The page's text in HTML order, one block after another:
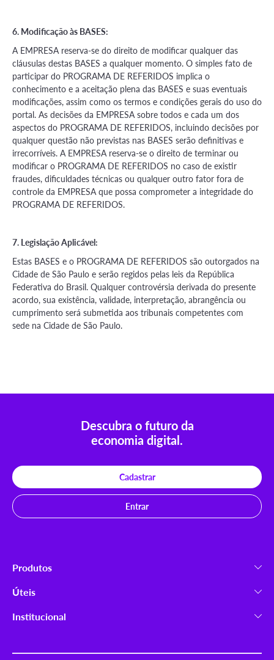
6. Modificação às BASES:
A EMPRESA reserva-se do direito de modificar qualquer das
cláusulas destas BASES a qualquer momento. O simples fato de
participar do PROGRAMA DE REFERIDOS implica o
conhecimento e a aceitação plena das BASES e suas eventuais
modificações, assim como os termos e condições gerais do uso do
portal. As decisões da EMPRESA sobre todos e cada um dos
aspectos do PROGRAMA DE REFERIDOS, incluindo decisões por
qualquer questão não previstas nas BASES serão definitivas e
irrecorríveis. A EMPRESA reserva-se o direito de terminar ou
modificar o PROGRAMA DE REFERIDOS no caso de existir
fraudes, dificuldades técnicas ou qualquer outro fator fora de
controle da EMPRESA que possa comprometer a integridade do
PROGRAMA DE REFERIDOS.
7. Legislação Aplicável:
Estas BASES e o PROGRAMA DE REFERIDOS são outorgados na
Cidade de São Paulo e serão regidos pelas leis da República
Federativa do Brasil. Qualquer controvérsia derivada do presente
acordo, sua existência, validade, interpretação, abrangência ou
cumprimento será submetida aos tribunais competentes com
sede na Cidade de São Paulo.
Descubra o futuro da
economia digital.
Cadastrar
Entrar
Produtos
Criptomoedas
Ripio Trade
Úteis
Institucional
Trabalhe conosco